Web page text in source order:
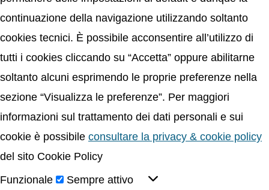
continuazione della navigazione utilizzando soltanto
cookies tecnici. È possibile acconsentire all’utilizzo di
tutti i cookies cliccando su “Accetta” oppure abilitarne
soltanto alcuni esprimendo le proprie preferenze nella
sezione “Visualizza le preferenze”. Per maggiori
informazioni sul trattamento dei dati personali e sui
cookie è possibile consultare la privacy & cookie policy
del sito Cookie Policy
Funzionale
Sempre attivo